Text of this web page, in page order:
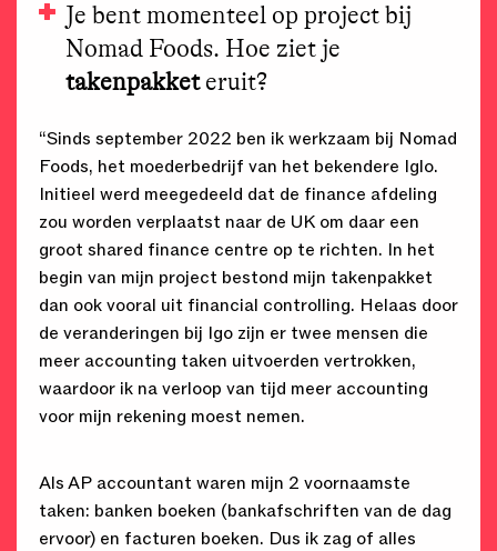
Je bent momenteel op project bij
Nomad Foods. Hoe ziet je
takenpakketeruit?
“Sinds september 2022 ben ik werkzaam bij Nomad
Foods, het moederbedrijf van het bekendere Iglo.
Initieel werd meegedeeld dat de finance afdeling
zou worden verplaatst naar de UK om daar een
groot shared finance centre op te richten. In het
begin van mijn project bestond mijn takenpakket
dan ook vooral uit financial controlling. Helaas door
de veranderingen bij Igo zijn er twee mensen die
meer accounting taken uitvoerden vertrokken,
waardoor ik na verloop van tijd meer accounting
voor mijn rekening moest nemen.
Als AP accountant waren mijn 2 voornaamste
taken: banken boeken (bankafschriften van de dag
ervoor) en facturen boeken. Dus ik zag of alles